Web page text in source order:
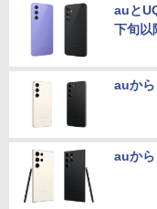
auと
下旬以
auか
auか